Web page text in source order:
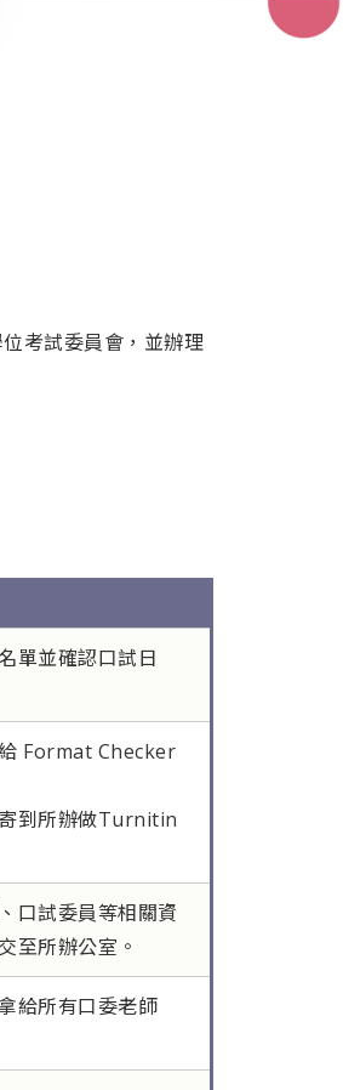
考試委員會，並辦理
單並確認口試日
Format Checker
到所辦做Turnitin
口試委員等相關資
至所辦公室。
給所有口委老師